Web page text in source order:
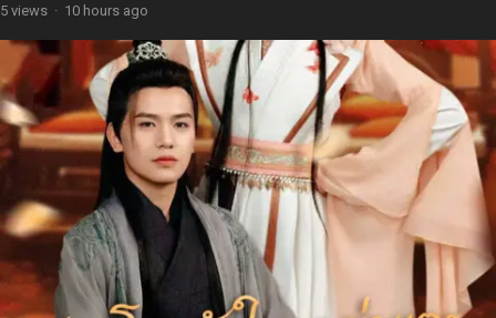
5 views · 10 hours ago